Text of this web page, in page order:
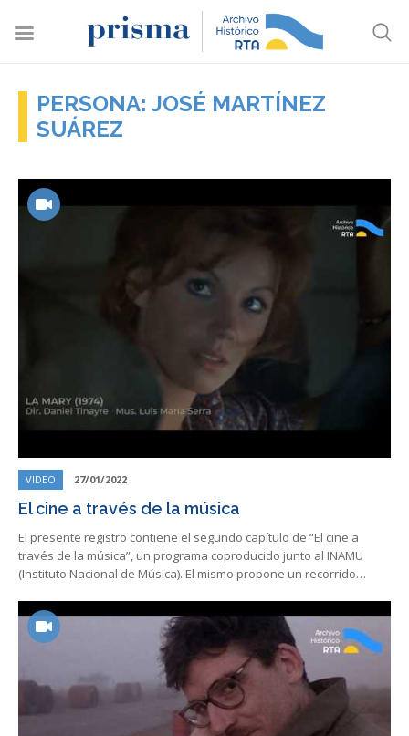
PERSONA: JOSÉ MARTÍNEZ
SUÁREZ
VIDEO 27/01/2022
El cine a través de la música
El presente registro contiene el segundo capítulo de “El cine a
través de la música”, un programa coproducido junto al INAMU
(Instituto Nacional de Música). El mismo propone un recorrido…